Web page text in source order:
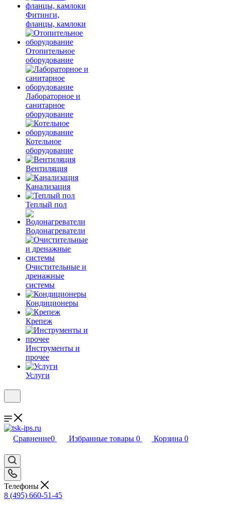
Фитинги,
фланцы, камлоки
Отопительное
оборудование
Лабораторное и
санитарное
оборудование
Котельное
оборудование
Вентиляция
Канализация
Теплый пол
Водонагреватели
Очистительные и
дренажные
системы
Кондиционеры
Крепеж
Инструменты и
прочее
Услуги
Сравнение0 Избранные товары 0 Корзина 0
Телефоны
8 (495) 660-51-45